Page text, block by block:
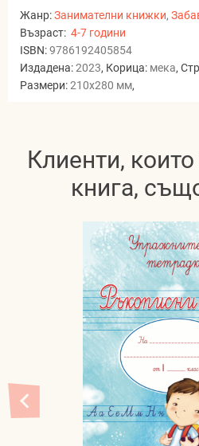
Жанр:Занимателни книжки,
Възраст: 4-7 години
ISBN:9786192405854
Издадена:2023, Корица: мека,
Размери:210x280 мм,
Клиенти,
книга,